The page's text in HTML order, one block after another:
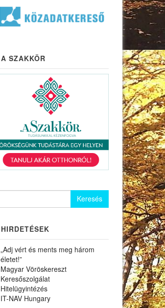
A SZAKKÖR
HIRDETÉSEK
„Adj vért és ments meg három
életet!”
Magyar Vöröskereszt
Keresőszolgálat
Hitelügyintézés
IT-NAV Hungary